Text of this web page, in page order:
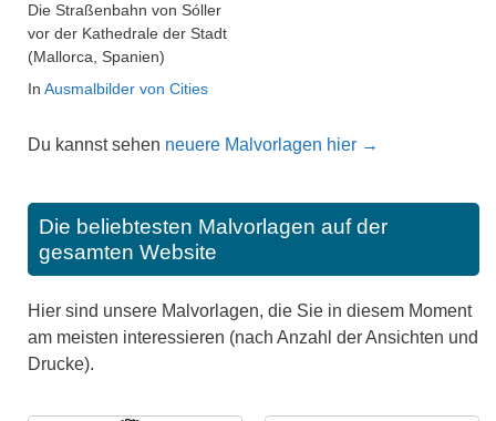
Die Straßenbahn von Sóller
vor der Kathedrale der Stadt
(Mallorca, Spanien)
In Ausmalbilder von Cities
Du kannst sehen neuere Malvorlagen hier →
Die beliebtesten Malvorlagen auf der
gesamten Website
Hier sind unsere Malvorlagen, die Sie in diesem Moment
am meisten interessieren (nach Anzahl der Ansichten und
Drucke).